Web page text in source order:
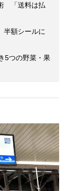
「送料は払
半額シールに
5つの野菜・果